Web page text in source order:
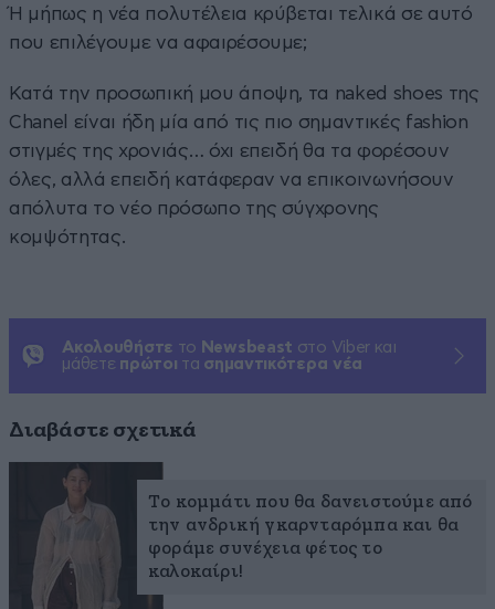
Ή μήπως η νέα πολυτέλεια κρύβεται τελικά σε αυτό
που επιλέγουμε να αφαιρέσουμε;
Κατά την προσωπική μου άποψη, τα naked shoes της
Chanel είναι ήδη μία από τις πιο σημαντικές fashion
στιγμές της χρονιάς… όχι επειδή θα τα φορέσουν
όλες, αλλά επειδή κατάφεραν να επικοινωνήσουν
απόλυτα το νέο πρόσωπο της σύγχρονης
κομψότητας.
Ακολουθήστε το Newsbeast στο Viber και
μάθετε πρώτοι τα σημαντικότερα νέα
Διαβάστε σχετικά
Το κομμάτι που θα δανειστούμε από
την ανδρική γκαρνταρόμπα και θα
φοράμε συνέχεια φέτος το
καλοκαίρι!